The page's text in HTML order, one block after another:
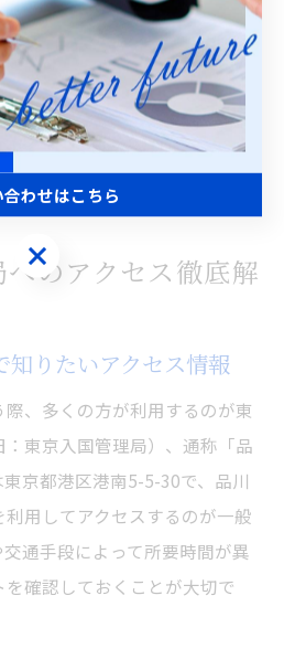
窓口や多言語対応のサービス
語や書類作成に不安がある方
。困ったときは専門家や相談
を進めることが成功のポイン
のアクセス徹底解
知りたいアクセス情報
、多くの方が利用するのが東
東京入国管理局）、通称「品
京都港区港南5-5-30で、品川
用してアクセスするのが一般
通手段によって所要時間が異
確認しておくことが大切で
合わせはこちら
わせはこちら